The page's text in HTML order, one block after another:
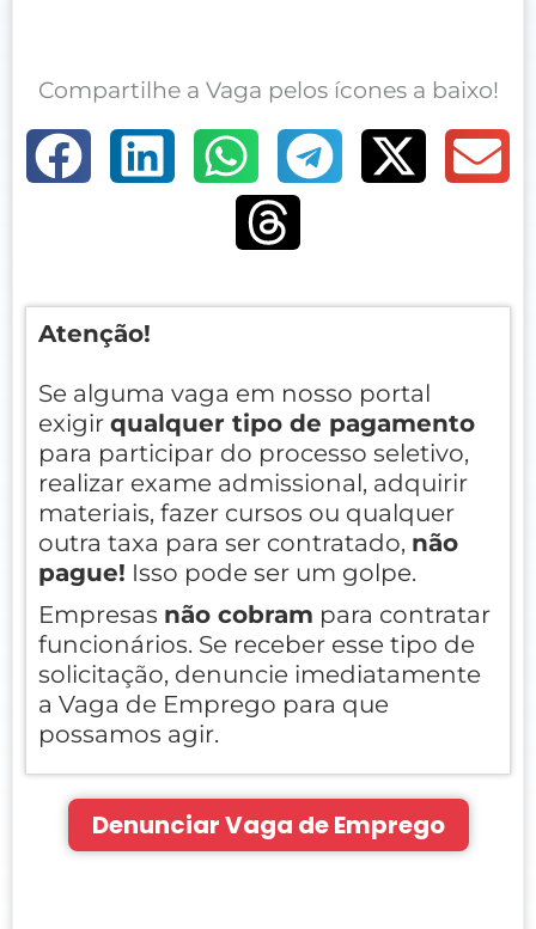
Compartilhe a Vaga pelos ícones a baixo!
Atenção!
Se alguma vaga em nosso portal
exigir qualquer tipo de pagamento
para participar do processo seletivo,
realizar exame admissional, adquirir
materiais, fazer cursos ou qualquer
outra taxa para ser contratado, não
pague! Isso pode ser um golpe.
Empresas não cobram para contratar
funcionários. Se receber esse tipo de
solicitação, denuncie imediatamente
a Vaga de Emprego para que
possamos agir.
Denunciar Vaga de Emprego